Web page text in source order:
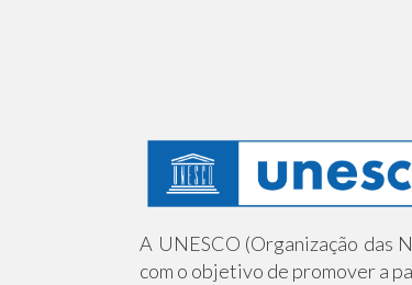
A UNESCO (Organização das
com o objetivo de promover a